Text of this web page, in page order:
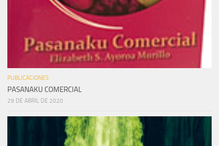
PUBLICACIONES
PASANAKU COMERCIAL
29 DE ABRIL DE 2020